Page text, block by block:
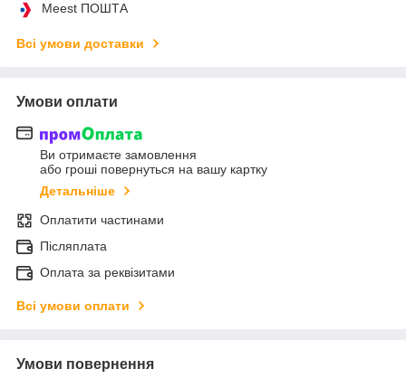
Meest ПОШТА
Всі умови доставки
Умови оплати
Ви отримаєте замовлення
або гроші повернуться на вашу картку
Детальніше
Оплатити частинами
Післяплата
Оплата за реквізитами
Всі умови оплати
Умови повернення